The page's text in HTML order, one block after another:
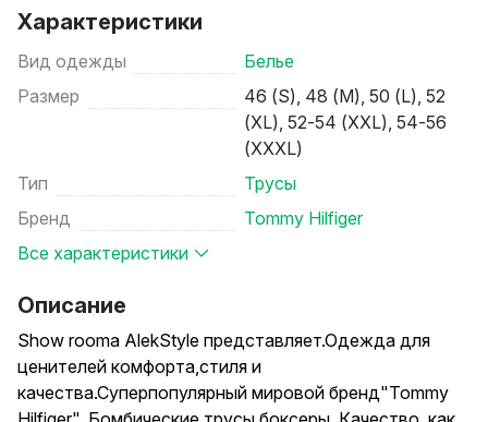
Характеристики
Вид одежды
Белье
Размер
46 (S), 48 (M), 50 (L), 52
(XL), 52-54 (XXL), 54-56
(XXXL)
Тип
Трусы
Бренд
Tommy Hilfiger
Все характеристики
Описание
Show roomа АlekStyle представляет.Одежда для
ценителей комфорта,стиля и
качества.Суперпопулярный мировой бренд"Tommy